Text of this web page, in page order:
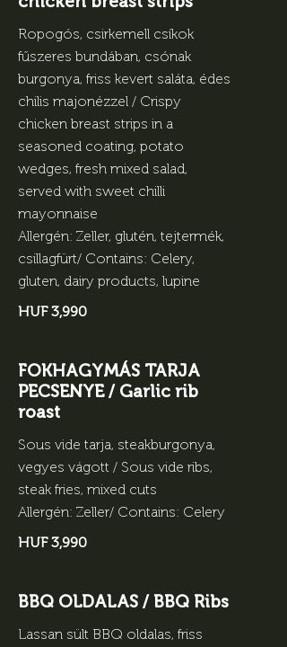
Ropogós, csirkemell csíkok
fűszeres bundában, csónak
burgonya, friss kevert saláta, édes
chilis majonézzel / Crispy
chicken breast strips in a
seasoned coating, potato
wedges, fresh mixed salad,
served with sweet chilli
mayonnaise
Allergén: Zeller, glutén, tejtermék,
csillagfürt/ Contains: Celery,
gluten, dairy products, lupine
HUF 3,990
FOKHAGYMÁS TARJA
PECSENYE / Garlic rib
roast
Sous vide tarja, steakburgonya,
vegyes vágott / Sous vide ribs,
steak fries, mixed cuts
Allergén: Zeller/ Contains: Celery
HUF 3,990
BBQ OLDALAS / BBQ Ribs
Lassan sült BBQ oldalas, friss